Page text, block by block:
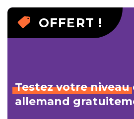
OFFERT !
Testez votre niveau
allemand